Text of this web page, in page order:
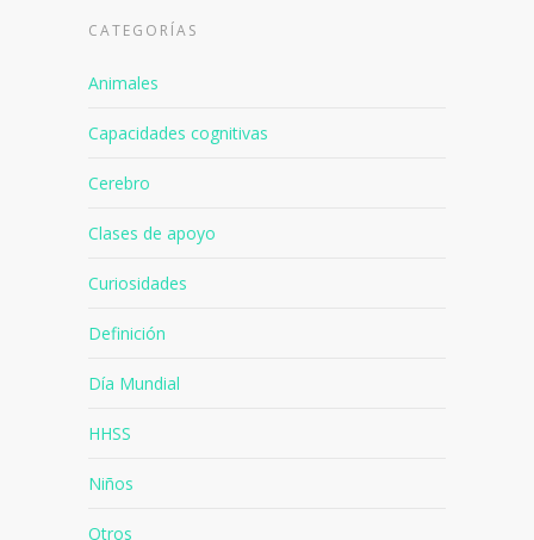
CATEGORÍAS
Animales
Capacidades cognitivas
Cerebro
Clases de apoyo
Curiosidades
Definición
Día Mundial
HHSS
Niños
Otros